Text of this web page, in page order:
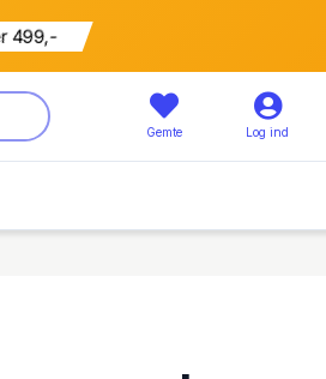
499,-
Gemte Log ind